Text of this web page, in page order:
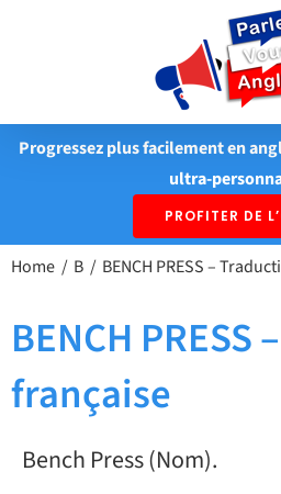
Progressez plus facilement en
ultra-
PROFITER DE
Home B BENCH PRESS –
BENCH
française
Bench Press (Nom).